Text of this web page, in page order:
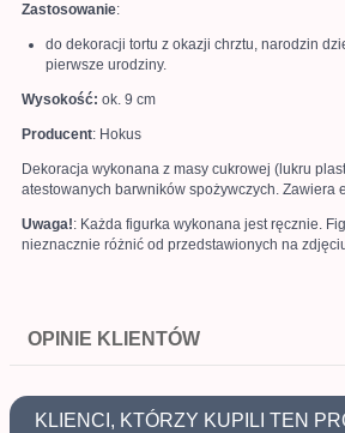
Zastosowanie:
do dekoracji tortu z okazji chrztu, narodzin
pierwsze urodziny.
Wysokość: ok. 9 cm
Producent: Hokus
Dekoracja wykonana z masy cukrowej (lukru
atestowanych barwników spożywczych. Zawiera
Uwaga!: Każda figurka wykonana jest ręcznie.
nieznacznie różnić od przedstawionych na
OPINIE KLIENTÓW
KLIENCI, KTÓRZY KUPILI TEN